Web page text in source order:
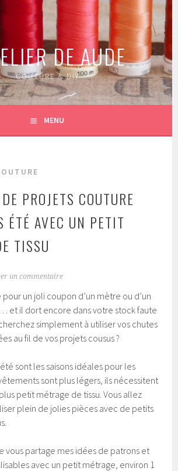
DE AUDE
COUTURE & DIY
MENU
PROJETS COUTURE
ÉTÉ AVEC UN PETIT
TISSU
un commentaire
un joli coupon d’un mètre ou d’un
et il dort encore dans votre stock faute
simplement à utiliser vos chutes
au fil de vos projets cousus ?
sont les saisons idéales pour les
sont plus légers, ils nécessitent
petit métrage de tissu. Vous allez
plein de jolies pièces avec de petits
vous partage mes idées de patrons et
avec un petit métrage, environ 1